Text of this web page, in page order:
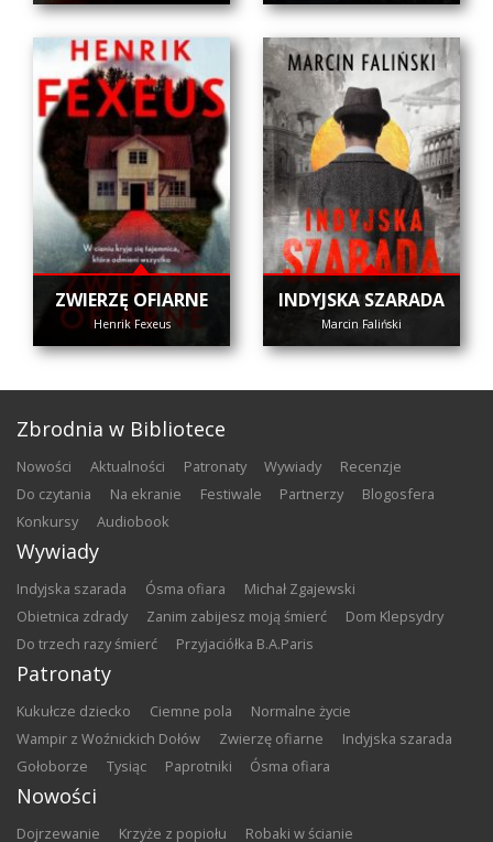
ZWIERZĘ OFIARNE
Henrik Fexeus
INDYJSKA SZARADA
Marcin Faliński
Zbrodnia w Bibliotece
nowości aktualności patronaty wywiady
recenzje
do czytania
na ekranie festiwale partnerzy
blogosfera
konkursy
audiobook
Wywiady
Indyjska szarada Ósma ofiara
Michał Zgajewski
Obietnica zdrady
Zanim zabijesz moją śmierć
Dom Klepsydry
Do trzech razy śmierć
Przyjaciółka B.A.Paris
Patronaty
Kukułcze dziecko Ciemne pola
Normalne życie
Wampir z Woźnickich Dołów
Zwierzę ofiarne
Indyjska szarada
Gołoborze
Tysiąc Paprotniki Ósma ofiara
Nowości
Dojrzewanie Krzyże z popiołu Robaki w ścianie